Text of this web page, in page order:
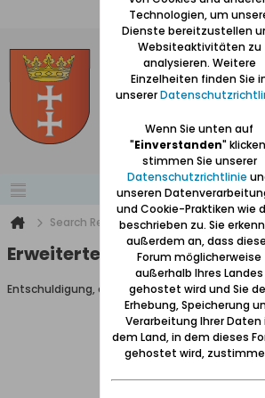
Search Result
Erweiterte Suche
Entschuldigung, du darfst diese Seite nicht
Technologien, um
Dienste bereitzustellen
Websiteaktivitäten zu
analysieren. Weitere
Einzelheiten finden Sie
unserer
Wenn Sie unten auf
"Einverstanden"
stimmen Sie unserer
Datenschutzrichtlinie
unseren
und Cookie-Praktiken wie
beschrieben zu. Sie
außerdem an, dass
Forum möglicherweise
außerhalb Ihres Landes
gehostet wird und Sie
Erhebung, Speicherung
Verarbeitung Ihrer Daten
dem Land, in dem dieses
gehostet wird,